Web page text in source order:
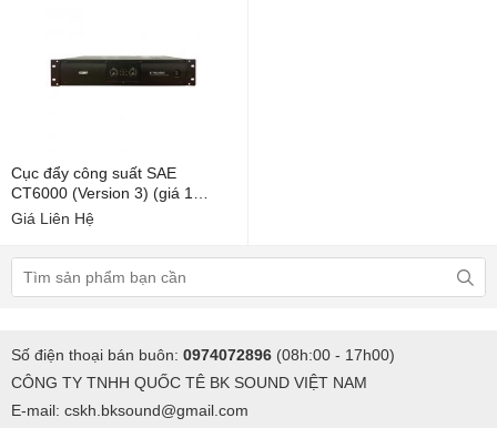
Cục đẩy công suất SAE
CT6000 (Version 3) (giá 1
chiếc)
Giá Liên Hệ
Số điện thoại bán buôn: 0974072896 (08h:00 - 17h00)
CÔNG TY TNHH QUỐC TÊ BK SOUND VIỆT NAM
E-mail: cskh.bksound@gmail.com